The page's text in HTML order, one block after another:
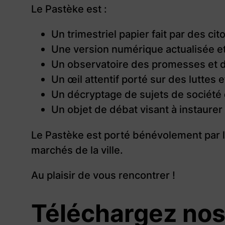
Le Pastèke est :
Un trimestriel papier fait par des
Une version numérique actualisée
Un observatoire des promesses et
Un œil attentif porté sur des luttes
Un décryptage de sujets de
Un objet de débat visant à
Le Pastèke est porté bénévolement
marchés de la ville.
Au plaisir de vous rencontrer !
Téléchargez